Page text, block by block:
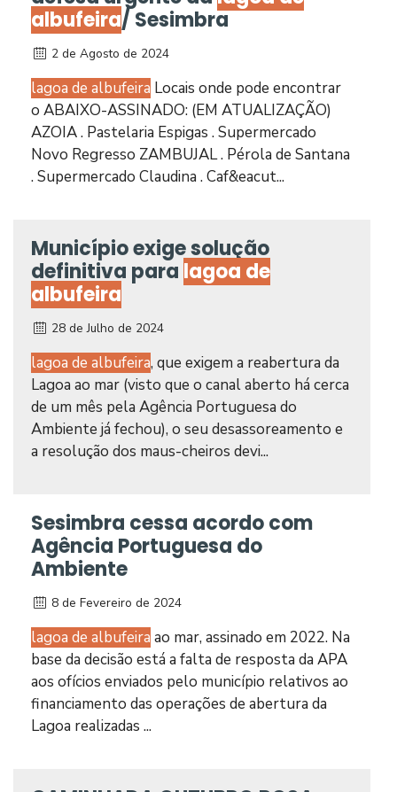
albufeira/ Sesimbra
2 de Agosto de 2024
lagoa de albufeira Locais onde pode encontrar
o ABAIXO-ASSINADO: (EM ATUALIZAÇÃO)
AZOIA . Pastelaria Espigas . Supermercado
Novo Regresso ZAMBUJAL . Pérola de Santana
. Supermercado Claudina . Caf&eacut...
Município exige solução
definitiva para lagoa de
albufeira
28 de Julho de 2024
lagoa de albufeira, que exigem a reabertura da
Lagoa ao mar (visto que o canal aberto há cerca
de um mês pela Agência Portuguesa do
Ambiente já fechou), o seu desassoreamento e
a resolução dos maus-cheiros devi...
Sesimbra cessa acordo com
Agência Portuguesa do
Ambiente
8 de Fevereiro de 2024
lagoa de albufeira ao mar, assinado em 2022. Na
base da decisão está a falta de resposta da APA
aos ofícios enviados pelo município relativos ao
financiamento das operações de abertura da
Lagoa realizadas ...